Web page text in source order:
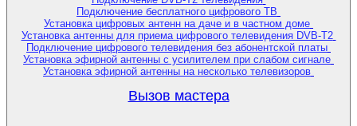
Подключение бесплатного цифрового ТВ
Установка цифровых антенн на даче и в частном доме
Установка антенны для приема цифрового телевидения DVB-T2
Подключение цифрового телевидения без абонентской платы
Установка эфирной антенны с усилителем при слабом сигнале
Установка эфирной антенны на несколько телевизоров
Вызов мастера